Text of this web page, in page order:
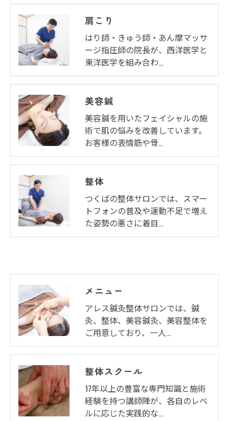
肩こり
はり師・きゅう師・あん摩マッサ
ージ指圧師の院長が、西洋医学と
東洋医学を組み合わ…
美容鍼
美容鍼を用いたフェイシャルの施
術で肌の悩みを改善しています。
お客様の表情筋や骨…
整体
つくばの整体サロンでは、スマー
トフォンの普及や運動不足で増え
た姿勢の悪さに着目…
メニュー
アレス鍼灸整体サロンでは、鍼
灸、整体、美容鍼灸、美容整体を
ご用意しており、一人…
整体スクール
17年以上の豊富な専門知識と施術
経験を持つ講師陣が、各自のレベ
ルに応じた実践的な…